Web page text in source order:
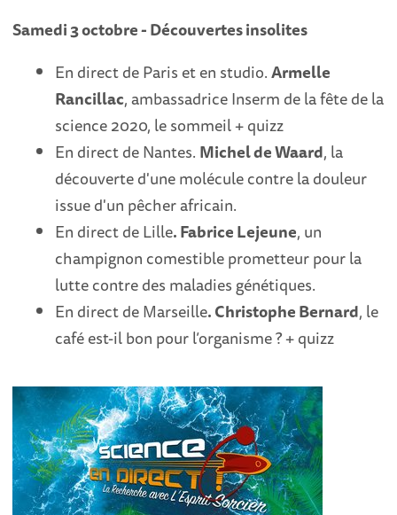
Samedi 3 octobre - Découvertes insolites
En direct de Paris et en studio.Armelle
Rancillac, ambassadrice Inserm de la fête de la
science 2020, le sommeil + quizz
En direct de Nantes. Michel de Waard, la
découverte d'une molécule contre la douleur
issue d'un pêcher africain.
En direct de Lille. Fabrice Lejeune, un
champignon comestible prometteur pour la
lutte contre des maladies génétiques.
En direct de Marseille. Christophe Bernard, le
café est-il bon pour l’organisme ? + quizz